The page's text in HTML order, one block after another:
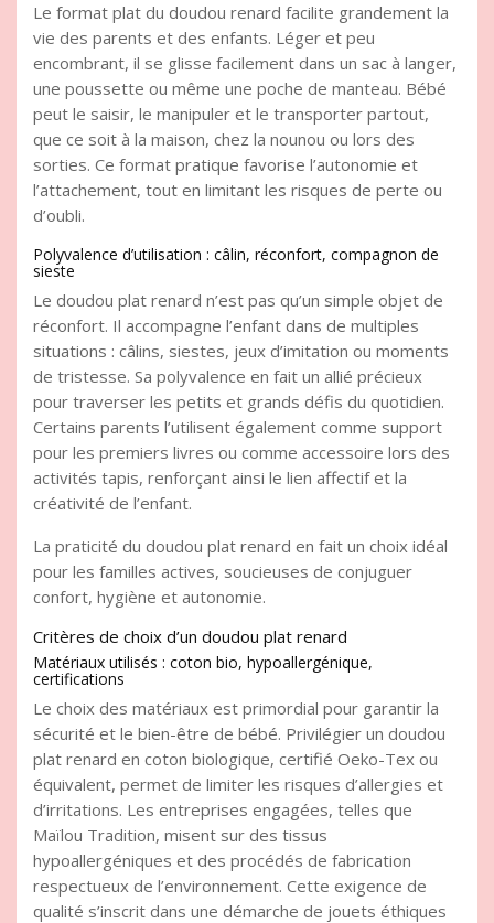
Le format plat du doudou renard facilite grandement la
vie des parents et des enfants. Léger et peu
encombrant, il se glisse facilement dans un sac à langer,
une poussette ou même une poche de manteau. Bébé
peut le saisir, le manipuler et le transporter partout,
que ce soit à la maison, chez la nounou ou lors des
sorties. Ce format pratique favorise l’autonomie et
l’attachement, tout en limitant les risques de perte ou
d’oubli.
Polyvalence d’utilisation : câlin, réconfort, compagnon de
sieste
Le doudou plat renard n’est pas qu’un simple objet de
réconfort. Il accompagne l’enfant dans de multiples
situations : câlins, siestes, jeux d’imitation ou moments
de tristesse. Sa polyvalence en fait un allié précieux
pour traverser les petits et grands défis du quotidien.
Certains parents l’utilisent également comme support
pour les premiers livres ou comme accessoire lors des
activités tapis, renforçant ainsi le lien affectif et la
créativité de l’enfant.
La praticité du doudou plat renard en fait un choix idéal
pour les familles actives, soucieuses de conjuguer
confort, hygiène et autonomie.
Critères de choix d’un doudou plat renard
Matériaux utilisés : coton bio, hypoallergénique,
certifications
Le choix des matériaux est primordial pour garantir la
sécurité et le bien-être de bébé. Privilégier un doudou
plat renard en coton biologique, certifié Oeko-Tex ou
équivalent, permet de limiter les risques d’allergies et
d’irritations. Les entreprises engagées, telles que
Maïlou Tradition, misent sur des tissus
hypoallergéniques et des procédés de fabrication
respectueux de l’environnement. Cette exigence de
qualité s’inscrit dans une démarche de jouets éthiques